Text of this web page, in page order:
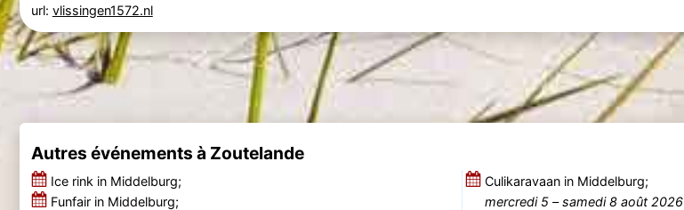
url: vlissingen1572.nl
Autres événements à Zoutelande
Ice rink in Middelburg;
Funfair in Middelburg;
Culikaravaan in Middelburg;
mercredi 5–
samedi 8 août 2026